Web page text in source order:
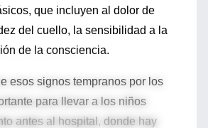
que incluyen al dolor de
del cuello, la sensibilidad a la
de la consciencia.
esos signos tempranos por los
para llevar a los niños
antes al hospital, donde hay